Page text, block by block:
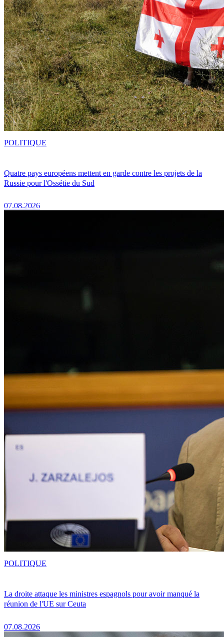
Quatre pays européens mettent en garde contre les projets de la
Russie pour l'Ossétie du Sud
07.08.2026
POLITIQUE
La droite attaque les ministres espagnols pour avoir manqué la
réunion de l'UE sur Ceuta
07.08.2026
POLITIQUE